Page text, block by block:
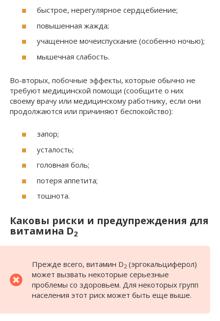
быстрое, нерегулярное сердцебиение;
повышенная жажда;
учащенное мочеиспускание (особенно ночью);
мышечная слабость.
Во-вторых, побочные эффекты, которые обычно не
требуют медицинской помощи (сообщите о них
своему врачу или медицинскому работнику, если они
продолжаются или причиняют беспокойство):
запор;
усталость;
головная боль;
потеря аппетита;
тошнота.
Каковы риски и предупреждения для
витамина D2
Прежде всего, витамин D2 (эргокальциферол)
может вызвать некоторые серьезные
проблемы со здоровьем. Для некоторых групп
населения этот риск может быть еще выше.